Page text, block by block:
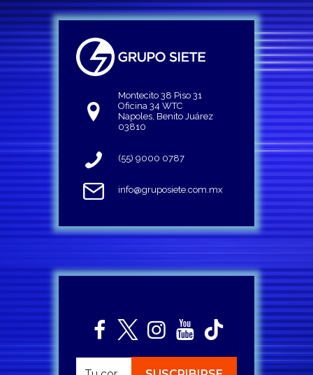
Montecito 38 Piso 31
Oficina 34 WTC
Napoles, Benito Juárez
03810
(55) 9000 0787
info@gruposiete.com.mx